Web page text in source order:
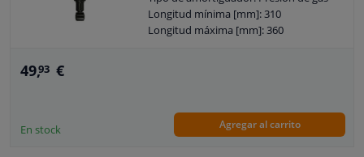
Longitud mínima [mm]: 310
Longitud máxima [mm]: 360
en la parte inferior
Diámetro 1 [mm]: 14
49,93 €
En stock Agregar al carrito